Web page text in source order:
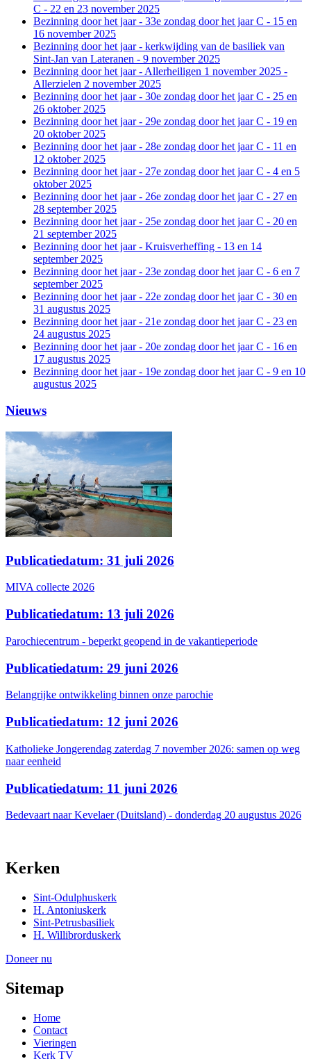
C - 22 en 23 november 2025
Bezinning door het jaar - 33e zondag door het jaar C - 15 en
16 november 2025
Bezinning door het jaar - kerkwijding van de basiliek van
Sint-Jan van Lateranen - 9 november 2025
Bezinning door het jaar - Allerheiligen 1 november 2025 -
Allerzielen 2 november 2025
Bezinning door het jaar - 30e zondag door het jaar C - 25 en
26 oktober 2025
Bezinning door het jaar - 29e zondag door het jaar C - 19 en
20 oktober 2025
Bezinning door het jaar - 28e zondag door het jaar C - 11 en
12 oktober 2025
Bezinning door het jaar - 27e zondag door het jaar C - 4 en 5
oktober 2025
Bezinning door het jaar - 26e zondag door het jaar C - 27 en
28 september 2025
Bezinning door het jaar - 25e zondag door het jaar C - 20 en
21 september 2025
Bezinning door het jaar - Kruisverheffing - 13 en 14
september 2025
Bezinning door het jaar - 23e zondag door het jaar C - 6 en 7
september 2025
Bezinning door het jaar - 22e zondag door het jaar C - 30 en
31 augustus 2025
Bezinning door het jaar - 21e zondag door het jaar C - 23 en
24 augustus 2025
Bezinning door het jaar - 20e zondag door het jaar C - 16 en
17 augustus 2025
Bezinning door het jaar - 19e zondag door het jaar C - 9 en 10
augustus 2025
Nieuws
Publicatiedatum: 31 juli 2026
MIVA collecte 2026
Publicatiedatum: 13 juli 2026
Parochiecentrum - beperkt geopend in de vakantieperiode
Publicatiedatum: 29 juni 2026
Belangrijke ontwikkeling binnen onze parochie
Publicatiedatum: 12 juni 2026
Katholieke Jongerendag zaterdag 7 november 2026: samen op weg
naar eenheid
Publicatiedatum: 11 juni 2026
Bedevaart naar Kevelaer (Duitsland) - donderdag 20 augustus 2026
Kerken
Sint-Odulphuskerk
H. Antoniuskerk
Sint-Petrusbasiliek
H. Willibrorduskerk
Doneer nu
Sitemap
Home
Contact
Vieringen
Kerk TV